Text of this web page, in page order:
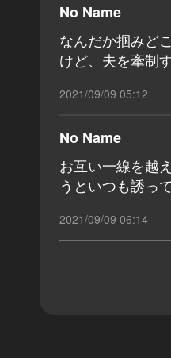
No Name
なんだか掴みど
けど、夫を牽制
2021/09/09 05:12
No Name
お互い一線を越
うといつも誘っ
2021/09/09 06:14